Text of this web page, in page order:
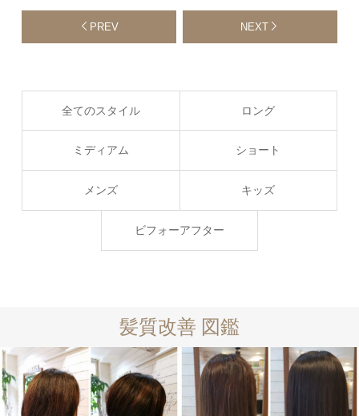
PREV NEXT
全てのスタイル ロング
ミディアム ショート
メンズ キッズ
ビフォーアフター
髪質改善 図鑑